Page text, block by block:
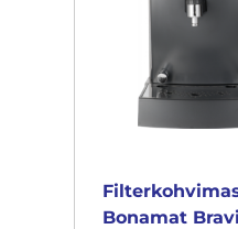
Bonamat